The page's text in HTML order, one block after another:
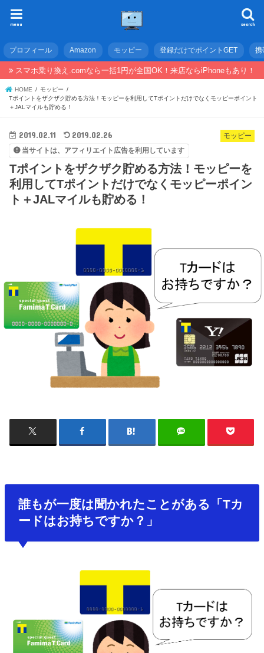
search
menu
プロフィール Amazon モッピー 登録だけでポイントGET 携
スマホ乗り換え.comなら一括1円が全国OK！来店ならiPhoneもあり！
HOME
モッピー
Tポイントをザクザク貯める方法！モッピーを利用してTポイントだけでなくモッピーポイント
＋JALマイルも貯める！
モッピー
2019.02.11 2019.02.26
当サイトは、アフィリエイト広告を利用しています
Tポイントをザクザク貯める方法！モッピーを
利用してTポイントだけでなくモッピーポイン
ト＋JALマイルも貯める！
誰もが一度は聞かれたことがある「Tカ
ードはお持ちですか？」